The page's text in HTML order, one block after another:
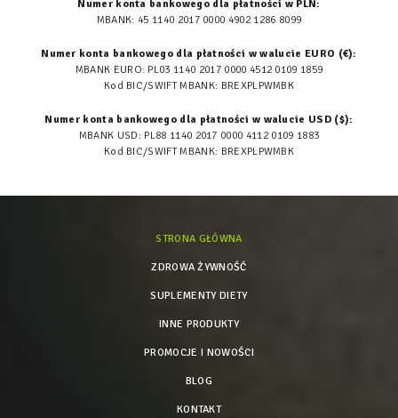
Numer konta bankowego dla płatności w PLN:
MBANK: 45 1140 2017 0000 4902 1286 8099
Numer konta bankowego dla płatności w walucie EURO (€):
MBANK EURO: PL03 1140 2017 0000 4512 0109 1859
Kod BIC/SWIFT MBANK: BREXPLPWMBK
Numer konta bankowego dla płatności w walucie USD ($):
MBANK USD: PL88 1140 2017 0000 4112 0109 1883
Kod BIC/SWIFT MBANK: BREXPLPWMBK
STRONA GŁÓWNA
ZDROWA ŻYWNOŚĆ
SUPLEMENTY DIETY
INNE PRODUKTY
PROMOCJE I NOWOŚCI
BLOG
KONTAKT